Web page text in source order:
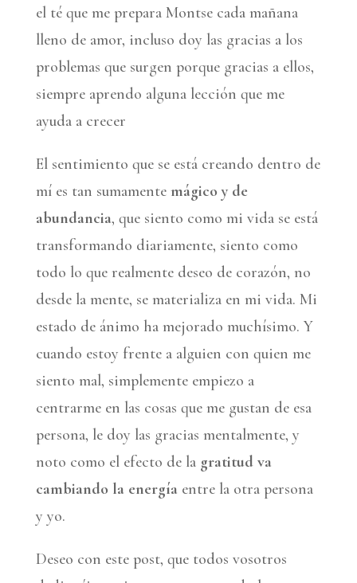
el té que me prepara Montse cada mañana
lleno de amor, incluso doy las gracias a los
problemas que surgen porque gracias a ellos,
siempre aprendo alguna lección que me
ayuda a crecer
El sentimiento que se está creando dentro de
mí es tan sumamente mágico y de
abundancia, que siento como mi vida se está
transformando diariamente, siento como
todo lo que realmente deseo de corazón, no
desde la mente, se materializa en mi vida. Mi
estado de ánimo ha mejorado muchísimo. Y
cuando estoy frente a alguien con quien me
siento mal, simplemente empiezo a
centrarme en las cosas que me gustan de esa
persona, le doy las gracias mentalmente, y
noto como el efecto de la gratitud va
cambiando la energía entre la otra persona
y yo.
Deseo con este post, que todos vosotros